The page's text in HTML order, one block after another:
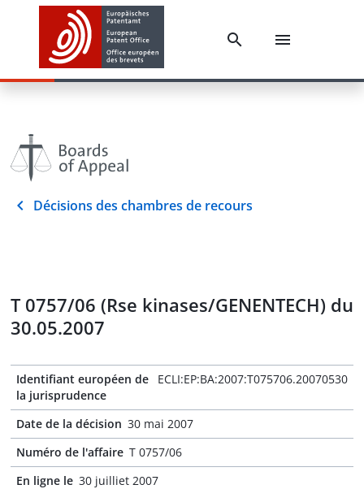
Décisions des chambres de recours
T 0757/06 (Rse kinases/GENENTECH) du
30.05.2007
Identifiant européen de
la jurisprudence
ECLI:EP:BA:2007:T075706.20070530
Date de la décision 30 mai 2007
Numéro de l'affaire T 0757/06
En ligne le 30 juilliet 2007